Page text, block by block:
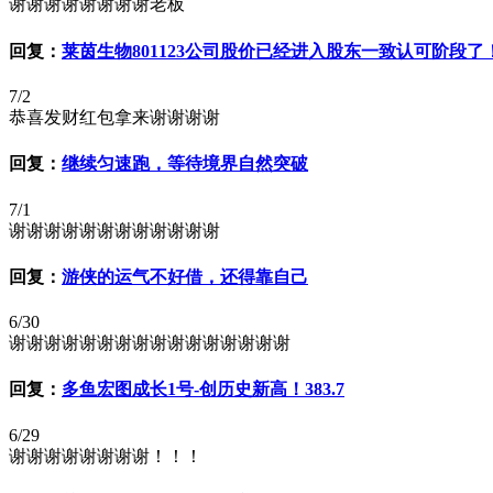
谢谢谢谢谢谢谢谢老板
回复： 莱茵生物801123公司股价已经进入股东一致认可阶段了
7/2
恭喜发财红包拿来谢谢谢谢
回复： 继续匀速跑，等待境界自然突破
7/1
谢谢谢谢谢谢谢谢谢谢谢谢
回复： 游侠的运气不好借，还得靠自己
6/30
谢谢谢谢谢谢谢谢谢谢谢谢谢谢谢谢
回复： 多鱼宏图成长1号-创历史新高！383.7
6/29
谢谢谢谢谢谢谢谢！！！